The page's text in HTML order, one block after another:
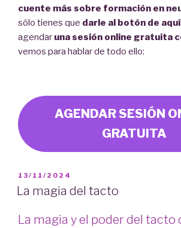
cuente más sobre formación en
sólo tienes que darle al botón de
agendar una sesión online gratuita
vemos para hablar de todo ello:
AGENDAR SESIÓN
GRATUITA
PUBLICADO
EL
13/11/2024
La magia del tacto
La magia y el poder del tacto